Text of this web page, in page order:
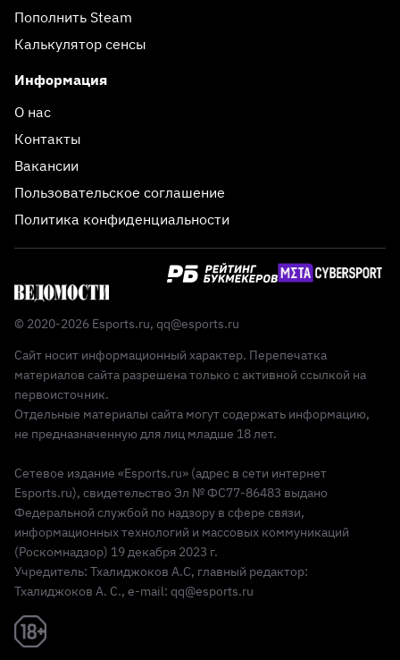
Реклама 18+
Пополнить Steam
Калькулятор сенсы
Информация
О нас
Контакты
Вакансии
Пользовательское соглашение
Политика конфиденциальности
© 2020-2026 Esports.ru, qq@esports.ru
Сайт носит информационный характер. Перепечатка
материалов сайта разрешена только с активной ссылкой на
первоисточник.
Отдельные материалы сайта могут содержать информацию,
не предназначенную для лиц младше 18 лет.
Сетевое издание «Esports.ru» (адрес в сети интернет
Esports.ru), свидетельство Эл № ФС77-86483 выдано
Федеральной службой по надзору в сфере связи,
информационных технологий и массовых коммуникаций
(Роскомнадзор) 19 декабря 2023 г.
Учредитель: Тхалиджоков А.С, главный редактор:
Тхалиджоков А. С., e-mail: qq@esports.ru